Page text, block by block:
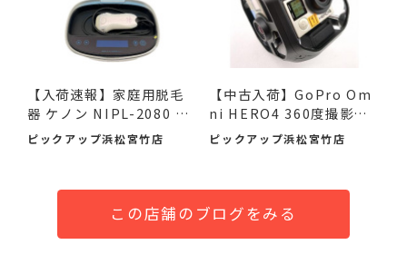
【入荷速報】家庭用脱毛
器 ケノン NIPL-2080 V8.
0 ...
ピックアップ浜松宮竹店
【中古入荷】GoPro Om
ni HERO4 360度撮影カ
メラで...
ピックアップ浜松宮竹店
この店舗のブログをみる